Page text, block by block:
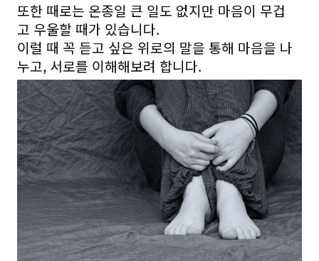
또한 때로는 온종일 큰 일도 없지만 마음이 무겁
고 우울할 때가 있습니다.
이럴 때 꼭 듣고 싶은 위로의 말을 통해 마음을 나
누고, 서로를 이해해보려 합니다.